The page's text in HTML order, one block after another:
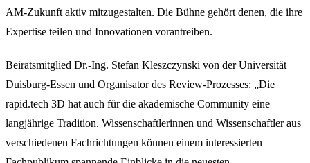
AM-Zukunft aktiv mitzugestalten. Die Bühne gehört denen, die ihre
Expertise teilen und Innovationen vorantreiben.
Beiratsmitglied Dr.-Ing. Stefan Kleszczynski von der Universität
Duisburg-Essen und Organisator des Review-Prozesses: „Die
rapid.tech 3D hat auch für die akademische Community eine
langjährige Tradition. Wissenschaftlerinnen und Wissenschaftler aus
verschiedenen Fachrichtungen können einem interessierten